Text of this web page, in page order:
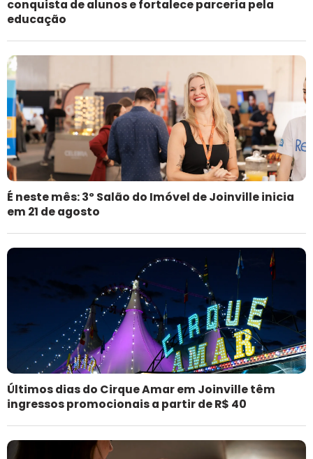
conquista de alunos e fortalece parceria pela
educação
É neste mês: 3º Salão do Imóvel de Joinville inicia
em 21 de agosto
Últimos dias do Cirque Amar em Joinville têm
ingressos promocionais a partir de R$ 40